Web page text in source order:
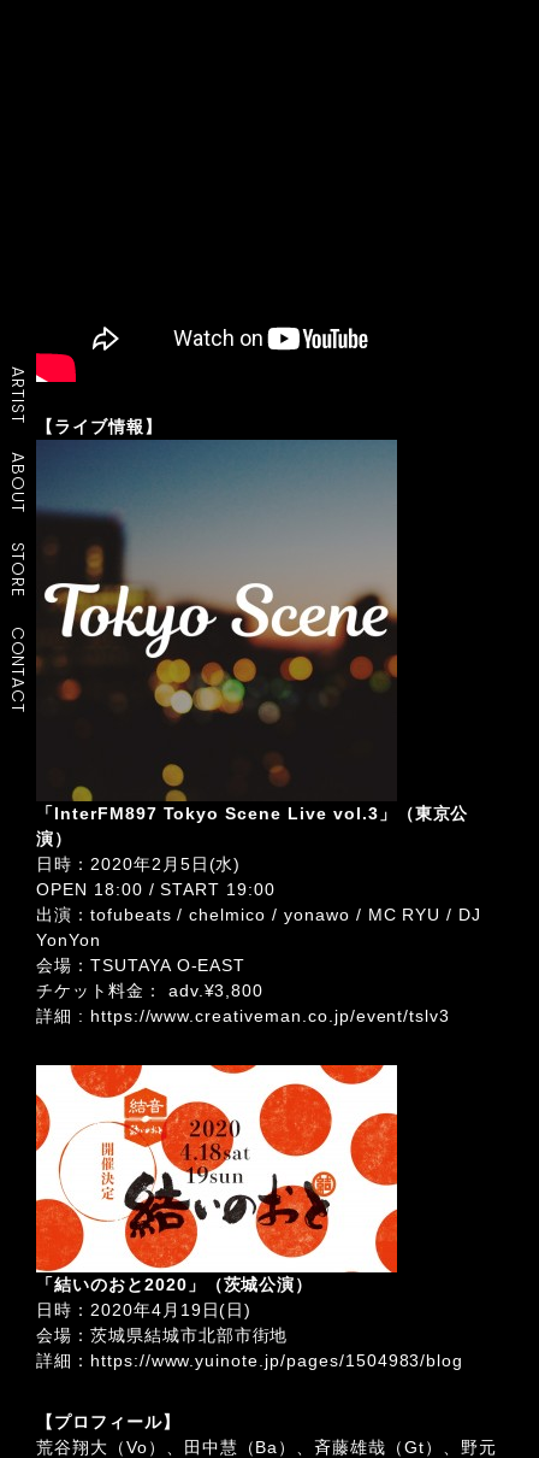
ARTIST
ABOUT
STORE
CONTACT
【ライブ情報 】
「InterFM897 Tokyo Scene Live vol.3」（東京公
演）
日時：2020年2月5日(水)
OPEN 18:00 / START 19:00
出演：tofubeats / chelmico / yonawo / MC RYU / DJ
YonYon
会場：TSUTAYA O-EAST
チケット料金： adv.¥3,800
詳細 : https://www.creativeman.co.jp/event/tslv3
「結いのおと2020 」（茨城公演）
日時：2020年4月19日(日)
会場：茨城県結城市北部市街地
詳細： https://www.yuinote.jp/pages/1504983/blog
【プロフィール】
荒谷翔大（Vo）、田中慧（Ba）、斉藤雄哉（Gt）、野元